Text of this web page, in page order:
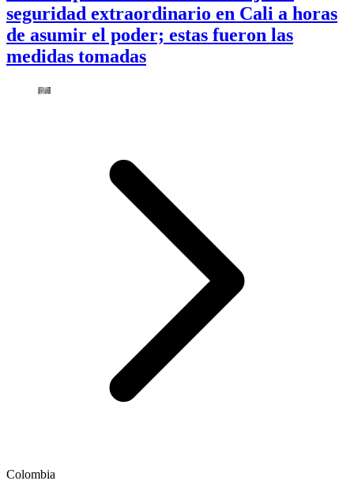
seguridad extraordinario en Cali a horas
de asumir el poder; estas fueron las
medidas tomadas
Colombia